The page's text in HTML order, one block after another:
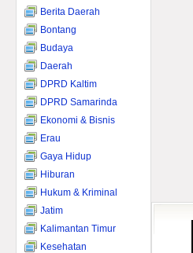
Berita Daerah
Bontang
Budaya
Daerah
DPRD Kaltim
DPRD Samarinda
Ekonomi & Bisnis
Erau
Gaya Hidup
Hiburan
Hukum & Kriminal
Jatim
Kalimantan Timur
Kesehatan